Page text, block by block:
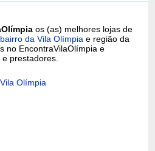
os (as) melhores lojas de
da Vila Olímpia e região da
no EncontraVilaOlímpia e
prestadores.
Olímpia